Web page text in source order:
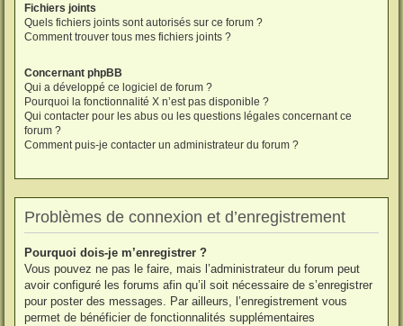
Fichiers joints
Quels fichiers joints sont autorisés sur ce forum ?
Comment trouver tous mes fichiers joints ?
Concernant phpBB
Qui a développé ce logiciel de forum ?
Pourquoi la fonctionnalité X n’est pas disponible ?
Qui contacter pour les abus ou les questions légales concernant ce
forum ?
Comment puis-je contacter un administrateur du forum ?
Problèmes de connexion et d’enregistrement
Pourquoi dois-je m’enregistrer ?
Vous pouvez ne pas le faire, mais l’administrateur du forum peut
avoir configuré les forums afin qu’il soit nécessaire de s’enregistrer
pour poster des messages. Par ailleurs, l’enregistrement vous
permet de bénéficier de fonctionnalités supplémentaires